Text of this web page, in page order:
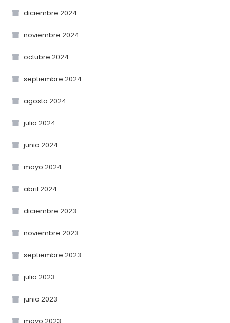
diciembre 2024
noviembre 2024
octubre 2024
septiembre 2024
agosto 2024
julio 2024
junio 2024
mayo 2024
abril 2024
diciembre 2023
noviembre 2023
septiembre 2023
julio 2023
junio 2023